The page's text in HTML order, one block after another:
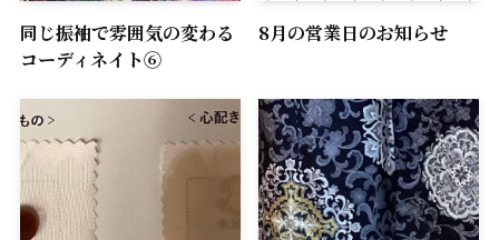
同じ振袖で雰囲気の変わる
コーディネイト⑥
8月の営業日のお知らせ